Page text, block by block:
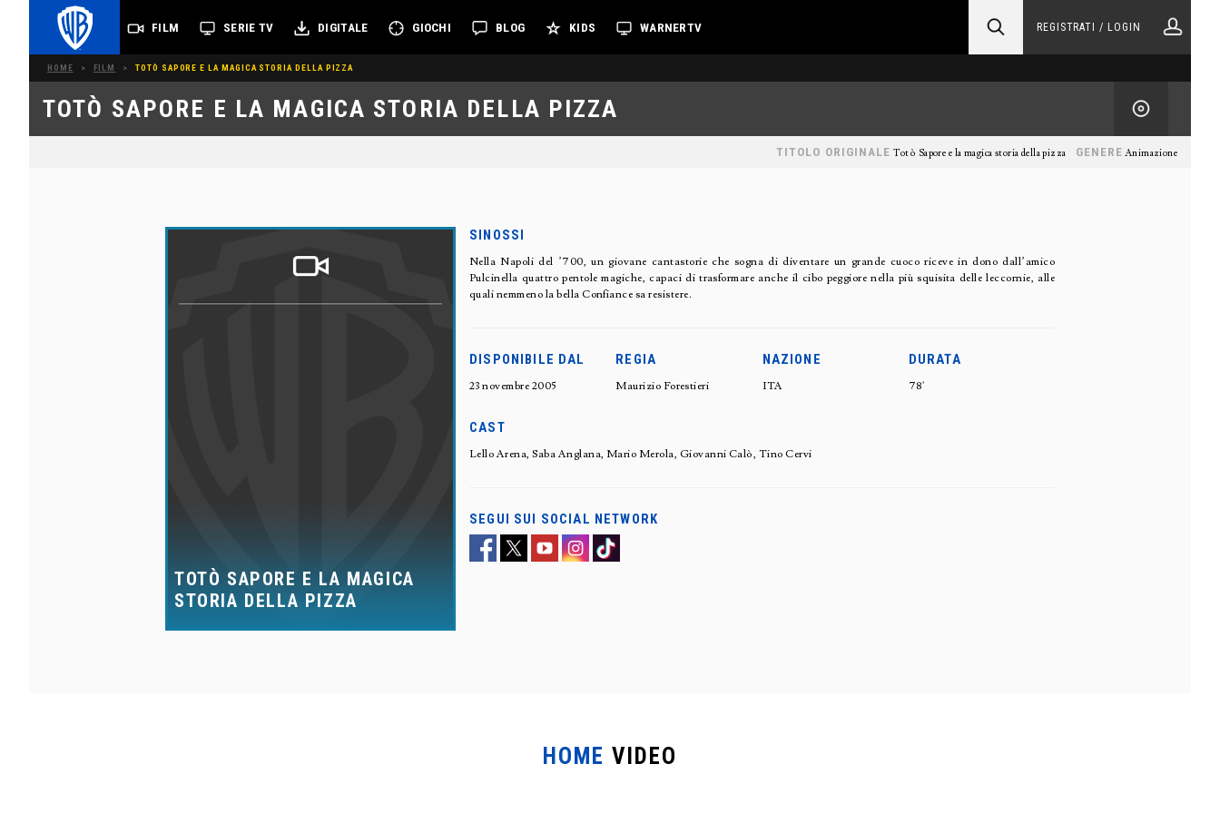
FILM SERIE TV DIGITALE GIOCHI BLOG KIDS WARNERTV REGISTRATI / LOGIN
HOME > FILM > TOTÒ SAPORE E LA MAGICA STORIA DELLA PIZZA
TOTÒ SAPORE E LA MAGICA STORIA DELLA PIZZA
GENERE Animazione
TITOLO ORIGINALE Totò Sapore e la magica storia della pizza
TOTÒ SAPORE E LA MAGICA
STORIA DELLA PIZZA
SINOSSI
Nella Napoli del ’700, un giovane cantastorie che sogna di diventare un grande cuoco riceve in dono dall’amico
Pulcinella quattro pentole magiche, capaci di trasformare anche il cibo peggiore nella più squisita delle leccornie, alle
quali nemmeno la bella Confiance sa resistere.
DISPONIBILE DAL
23 novembre 2005
REGIA
Maurizio Forestieri
NAZIONE
ITA
DURATA
78'
CAST
Lello Arena, Saba Anglana, Mario Merola, Giovanni Calò, Tino Cervi
SEGUI SUI SOCIAL NETWORK
HOME VIDEO